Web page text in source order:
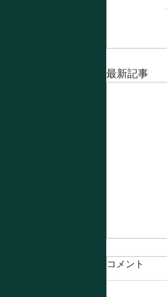
最新記事
コメント